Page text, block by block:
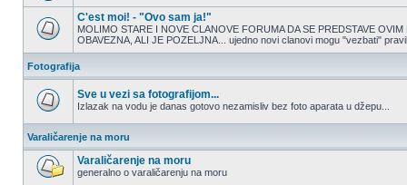
Nema
nepročitanih
postova
Nema
nepročitanih
postova
C'est moi! - "Ovo sam ja!"
MOLIMO STARE I NOVE CLANOVE FORUMA DA SE PREDSTAVE
OBAVEZNA, ALI JE POZELJNA... ujedno novi clanovi mogu "vezbati"
Fotografija
nepročitanih
postova
Sve u vezi sa fotografijom...
Izlazak na vodu je danas gotovo nezamisliv bez foto aparata u džepu...
Varaličarenje na moru
Varaličarenje na moru
generalno o varaličarenju na moru